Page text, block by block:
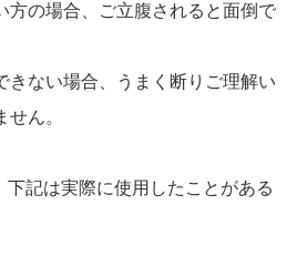
方の場合、ご立腹されると面倒で
きない場合、うまく断りご理解い
ん。
記は実際に使用したことがある